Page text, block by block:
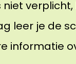
niet
leer je de
informatie